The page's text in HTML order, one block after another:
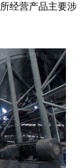
经营产品主要涉